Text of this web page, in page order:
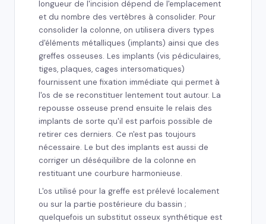
longueur de l'incision dépend de l'emplacement
et du nombre des vertèbres à consolider. Pour
consolider la colonne, on utilisera divers types
d'éléments métalliques (implants) ainsi que des
greffes osseuses. Les implants (vis pédiculaires,
tiges, plaques, cages intersomatiques)
fournissent une fixation immédiate qui permet à
l'os de se reconstituer lentement tout autour. La
repousse osseuse prend ensuite le relais des
implants de sorte qu'il est parfois possible de
retirer ces derniers. Ce n'est pas toujours
nécessaire. Le but des implants est aussi de
corriger un déséquilibre de la colonne en
restituant une courbure harmonieuse.
L'os utilisé pour la greffe est prélevé localement
ou sur la partie postérieure du bassin ;
quelquefois un substitut osseux synthétique est